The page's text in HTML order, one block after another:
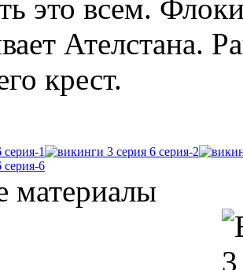
это всем.
Ателстана.
крест.
материалы